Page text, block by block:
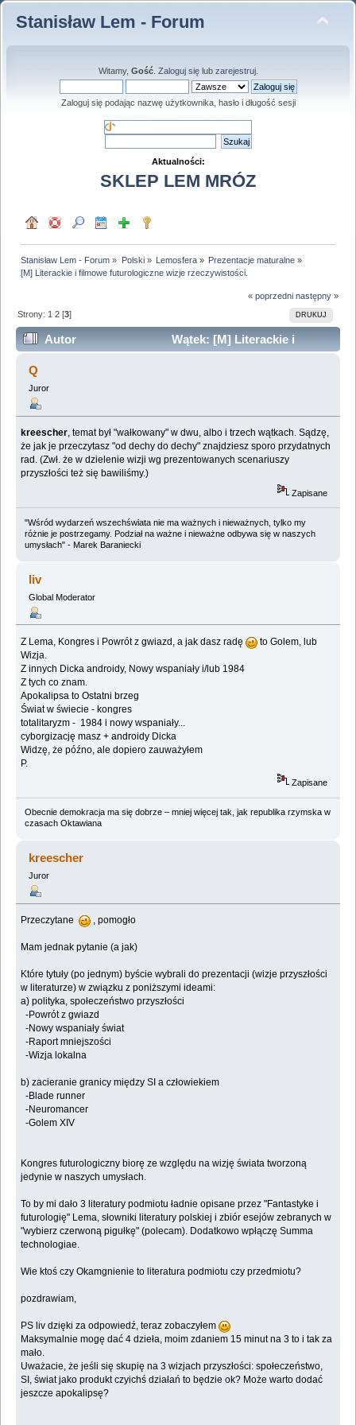
Stanisław Lem - Forum
Witamy, Gość. Zaloguj sięlub zarejestruj.
Zaloguj się podając nazwę użytkownika, hasło i długość sesji
Aktualności:
SKLEP LEM MRÓZ
Stanisław Lem - Forum » Polski» Lemosfera» Prezentacje maturalne »
[M] Literackie i filmowe futurologiczne wizje rzeczywistości.
« poprzedni następny »
DRUKUJ
Strony: 1 2 [3]
Autor
Wątek: [M] Literackie i
filmowe futurologiczne wizje rzeczywistości.
(Przeczytany 93090 razy)
Q
Juror
kreescher, temat był "wałkowany" w dwu, albo i trzech wątkach. Sądzę,
że jak je przeczytasz "od dechy do dechy" znajdziesz sporo przydatnych
rad. (Zwł. że w dzielenie wizji wg prezentowanych scenariuszy
przyszłości też się bawiliśmy.)
Zapisane
"Wśród wydarzeń wszechświata nie ma ważnych i nieważnych, tylko my
różnie je postrzegamy. Podział na ważne i nieważne odbywa się w naszych
umysłach" - Marek Baraniecki
liv
Global Moderator
Z Lema, Kongres i Powrót z gwiazd, a jak dasz radę
to Golem, lub
Wizja.
Z innych Dicka androidy, Nowy wspaniały i/lub 1984
Z tych co znam.
Apokalipsa to Ostatni brzeg
Świat w świecie - kongres
totalitaryzm - 1984 i nowy wspaniały...
cyborgizację masz + androidy Dicka
Widzę, że późno, ale dopiero zauważyłem
P.
Zapisane
Obecnie demokracja ma się dobrze – mniej więcej tak, jak republika rzymska w
czasach Oktawiana
kreescher
Juror
Przeczytane , pomogło
Mam jednak pytanie (a jak)
Które tytuły (po jednym) byście wybrali do prezentacji (wizje przyszłości
w literaturze) w związku z poniższymi ideami:
a) polityka, społeczeństwo przyszłości
-Powrót z gwiazd
-Nowy wspaniały świat
-Raport mniejszości
-Wizja lokalna
b) zacieranie granicy między SI a człowiekiem
-Blade runner
-Neuromancer
-Golem XIV
Kongres futurologiczny biorę ze względu na wizję świata tworzoną
jedynie w naszych umysłach.
To by mi dało 3 literatury podmiotu ładnie opisane przez "Fantastyke i
futurologię" Lema, słowniki literatury polskiej i zbiór esejów zebranych w
"wybierz czerwoną pigułkę" (polecam). Dodatkowo wpłączę Summa
technologiae.
Wie ktoś czy Okamgnienie to literatura podmiotu czy przedmiotu?
pozdrawiam,
PS liv dzięki za odpowiedź, teraz zobaczyłem
Maksymalnie mogę dać 4 dzieła, moim zdaniem 15 minut na 3 to i tak za
mało.
Uważacie, że jeśli się skupię na 3 wizjach przyszłości: społeczeństwo,
SI, świat jako produkt czyichś działań to będzie ok? Może warto dodać
jeszcze apokalipsę?